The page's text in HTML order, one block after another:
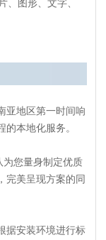
、图形、文字、
亚地区第一时间响
本地化服务。
您量身制定优质
完美呈现方案的同
安装环境进行标